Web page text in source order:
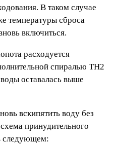
В таком случае
температуры сброса
включиться.
расходуется
спиралью TH2
оставалась выше
вскипятить воду без
принудительного
следующем: